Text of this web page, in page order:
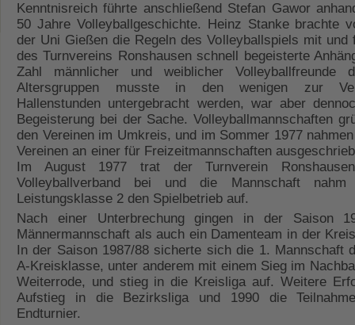
Kenntnisreich führte anschließend Stefan Gawor
50 Jahre Volleyballgeschichte. Heinz Stanke brachte
der Uni Gießen die Regeln des Volleyballspiels mit und
des Turnvereins Ronshausen schnell begeisterte
Zahl männlicher und weiblicher Volleyballfreunde
Altersgruppen musste in den wenigen zur
Hallenstunden untergebracht werden, war aber
Begeisterung bei der Sache. Volleyballmannschaften
den Vereinen im Umkreis, und im Sommer 1977
Vereinen an einer für Freizeitmannschaften
Im August 1977 trat der Turnverein
Volleyballverband bei und die Mannschaft
Leistungsklasse 2 den Spielbetrieb auf.
Nach einer Unterbrechung gingen in der Saison
Männermannschaft als auch ein Damenteam in der
In der Saison 1987/88 sicherte sich die 1. Mannschaft
A-Kreisklasse, unter anderem mit einem Sieg im
Weiterrode, und stieg in die Kreisliga auf. Weitere
Aufstieg in die Bezirksliga und 1990 die
Endturnier.